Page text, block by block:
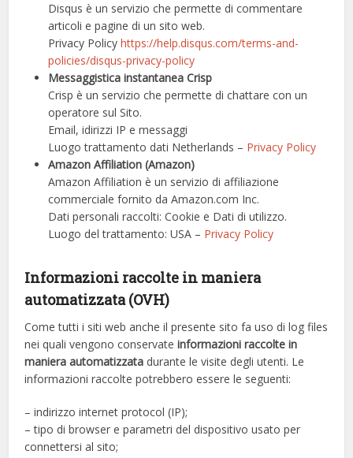
Disqus è un servizio che permette di commentare
articoli e pagine di un sito web.
Privacy Policyhttps://help.disqus.com/terms-and-
policies/disqus-privacy-policy
Messaggistica instantanea Crisp
Crisp è un servizio che permette di chattare con un
operatore sul Sito.
Email, idirizzi IP e messaggi
Luogo trattamento dati Netherlands – Privacy Policy
Amazon Affiliation (Amazon)
Amazon Affiliation è un servizio di affiliazione
commerciale fornito da Amazon.com Inc.
Dati personali raccolti: Cookie e Dati di utilizzo.
Luogo del trattamento: USA – Privacy Policy
Informazioni raccolte in maniera
automatizzata (OVH)
Come tutti i siti web anche il presente sito fa uso di log files
nei quali vengono conservate informazioni raccolte in
maniera automatizzata durante le visite degli utenti. Le
informazioni raccolte potrebbero essere le seguenti:
– indirizzo internet protocol (IP);
– tipo di browser e parametri del dispositivo usato per
connettersi al sito;